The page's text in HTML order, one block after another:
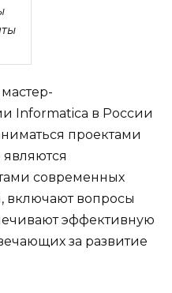
Informatica в России
проектами
являются
современных
вопросы
эффективную
за развитие